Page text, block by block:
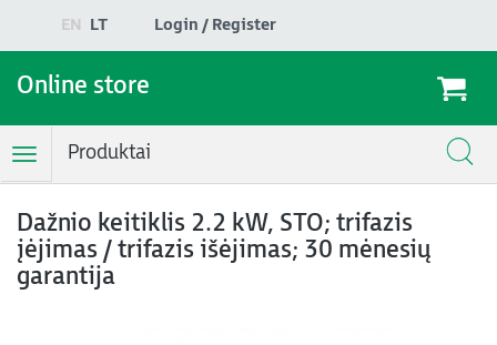
EN LT Login / Register
Online store
ToggleProduktai
Dažnio keitiklis 2.2 kW, STO; trifazis
įėjimas / trifazis išėjimas; 30 mėnesių
garantija